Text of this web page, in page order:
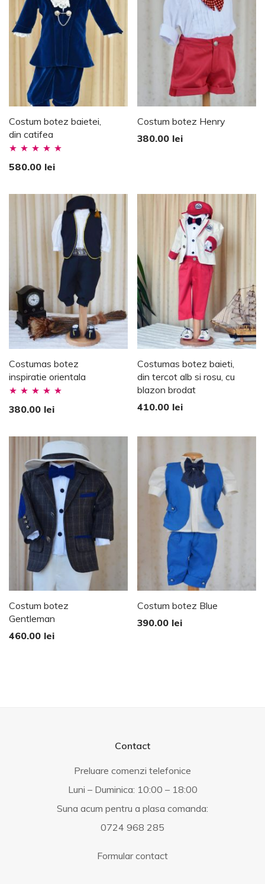
Costum botez baietei,
din catifea
Evaluat la
5
580.00 lei
Costum botez Henry
380.00 lei
Costumas botez
inspiratie orientala
Evaluat la
5
380.00 lei
Costumas botez baieti,
din tercot alb si rosu, cu
blazon brodat
410.00 lei
Costum botez
Gentleman
460.00 lei
Costum botez Blue
390.00 lei
Contact
Preluare comenzi telefonice
Luni – Duminica: 10:00 – 18:00
Suna acum pentru a plasa comanda:
0724 968 285
Formular contact